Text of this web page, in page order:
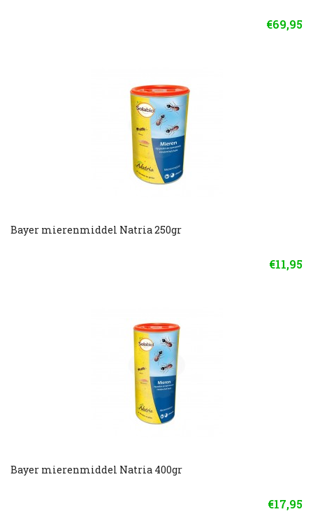
€69,95
Bayer mierenmiddel Natria 250gr
€11,95
Bayer mierenmiddel Natria 400gr
€17,95